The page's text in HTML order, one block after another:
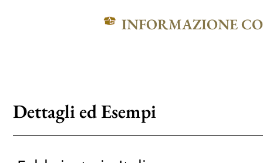
INFORMAZIONE
Dettagli ed Esempi